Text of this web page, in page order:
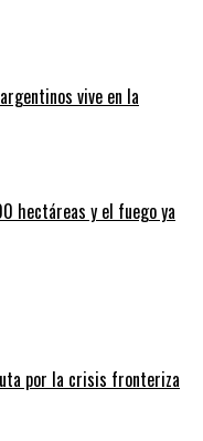
vive en la
hectáreas y el fuego ya
por la crisis fronteriza